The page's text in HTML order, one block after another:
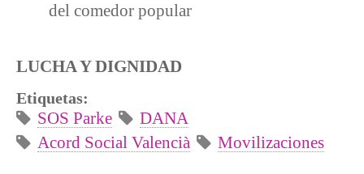
del comedor popular
LUCHA Y DIGNIDAD
Etiquetas:
SOS Parke
DANA
Acord Social Valencià
Movilizaciones